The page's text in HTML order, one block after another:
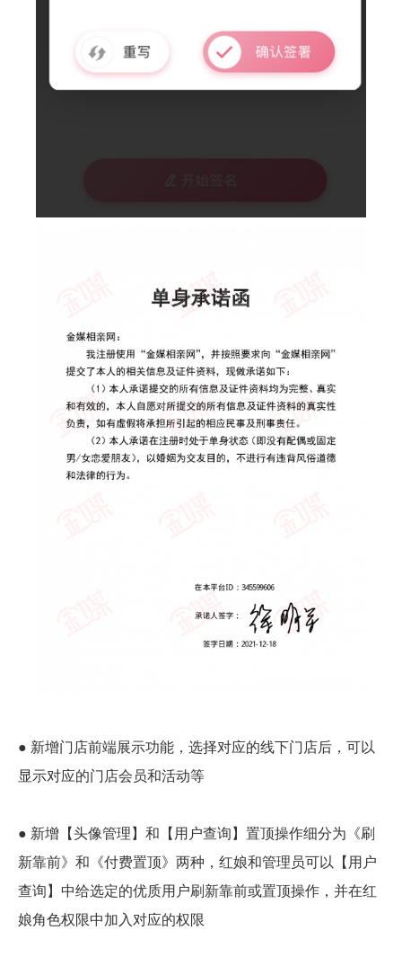
● 新增门店前端展示功能，选择对应的线下门店后，可以
显示对应的门店会员和活动等
● 新增【头像管理】和【用户查询】置顶操作细分为《刷
新靠前》和《付费置顶》两种，红娘和管理员可以【用户
查询】中给选定的优质用户刷新靠前或置顶操作，并在红
娘角色权限中加入对应的权限